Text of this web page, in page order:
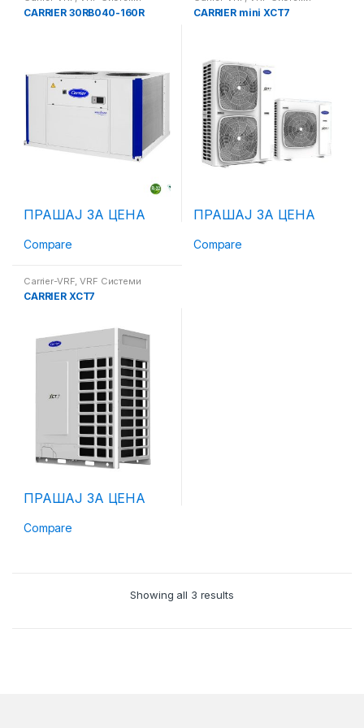
CARRIER 30RB040-160R
ПРАШАЈ ЗА ЦЕНА
Compare
CARRIER mini XCT7
ПРАШАЈ ЗА ЦЕНА
Compare
Carrier-VRF,VRF Системи
CARRIER XCT7
ПРАШАЈ ЗА ЦЕНА
Compare
Showing all 3 results